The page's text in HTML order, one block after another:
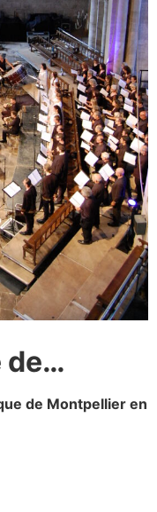
de…
de Montpellier en